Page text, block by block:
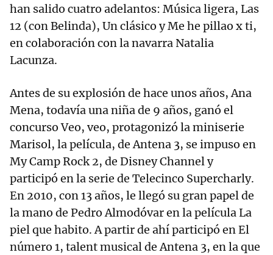
han salido cuatro adelantos: Música ligera, Las
12 (con Belinda), Un clásico y Me he pillao x ti,
en colaboración con la navarra Natalia
Lacunza.
Antes de su explosión de hace unos años, Ana
Mena, todavía una niña de 9 años, ganó el
concurso Veo, veo, protagonizó la miniserie
Marisol, la película, de Antena 3, se impuso en
My Camp Rock 2, de Disney Channel y
participó en la serie de Telecinco Supercharly.
En 2010, con 13 años, le llegó su gran papel de
la mano de Pedro Almodóvar en la película La
piel que habito. A partir de ahí participó en El
número 1, talent musical de Antena 3, en la que